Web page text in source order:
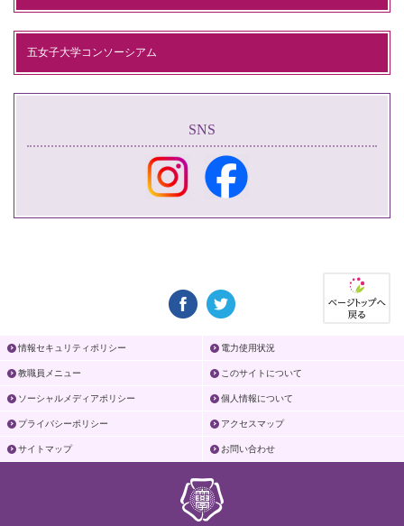
五女子大学コンソーシアム
SNS
情報セキュリティポリシー 電力使用状況
教職員メニュー このサイトについて
ソーシャルメディアポリシー 個人情報について
プライバシーポリシー アクセスマップ
サイトマップ お問い合わせ